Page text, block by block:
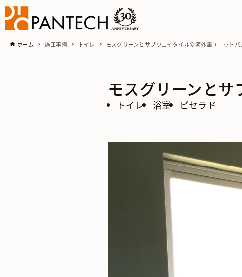
ホーム 施工事例 トイレ モスグリーンとサブウェイタイルの海外風ユニットバ
モスグリーンと
トイレ 浴室 ビセラド